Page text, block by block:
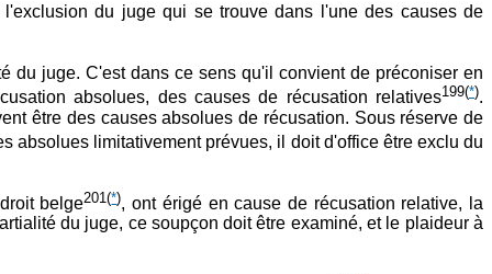
du juge qui se trouve dans l'une des causes de
du juge. C'est dans ce sens qu'il convient de préconiser en
absolues, des causes de récusation relatives199(*).
être des causes absolues de récusation. Sous réserve de
absolues limitativement prévues, il doit d'office être exclu du
belge201(*), ont érigé en cause de récusation relative, la
du juge, ce soupçon doit être examiné, et le plaideur à